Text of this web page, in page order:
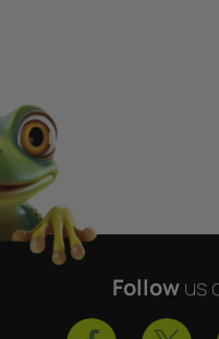
Followus